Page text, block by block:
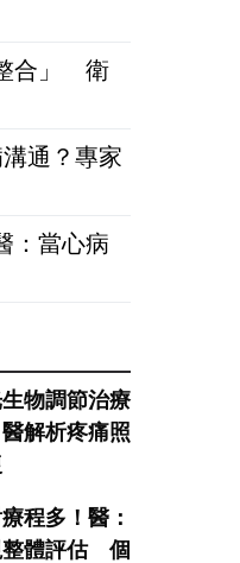
合」 衛
通？專家
：當心病
物調節治療
解析疼痛照
程多！醫：
整體評估 個